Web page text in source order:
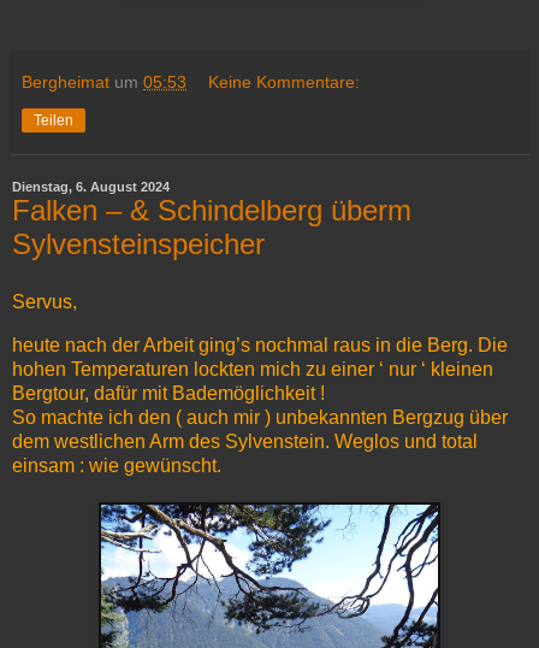
Bergheimat um 05:53 Keine Kommentare:
Teilen
Dienstag, 6. August 2024
Falken – & Schindelberg überm
Sylvensteinspeicher
Servus,
heute nach der Arbeit ging’s nochmal raus in die Berg. Die
hohen Temperaturen lockten mich zu einer ‘ nur ‘ kleinen
Bergtour, dafür mit Bademöglichkeit !
So machte ich den ( auch mir ) unbekannten Bergzug über
dem westlichen Arm des Sylvenstein. Weglos und total
einsam : wie gewünscht.